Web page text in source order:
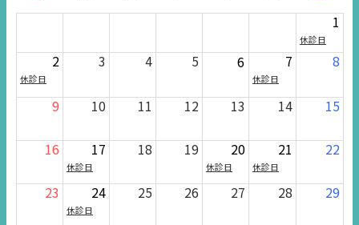
1
休診日
2
休診日
3 4 5 6 7
休診日
8
9 10 11 12 13 14 15
16 17
休診日
18 19 20
休診日
21
休診日
22
23 24
休診日
25 26 27 28 29